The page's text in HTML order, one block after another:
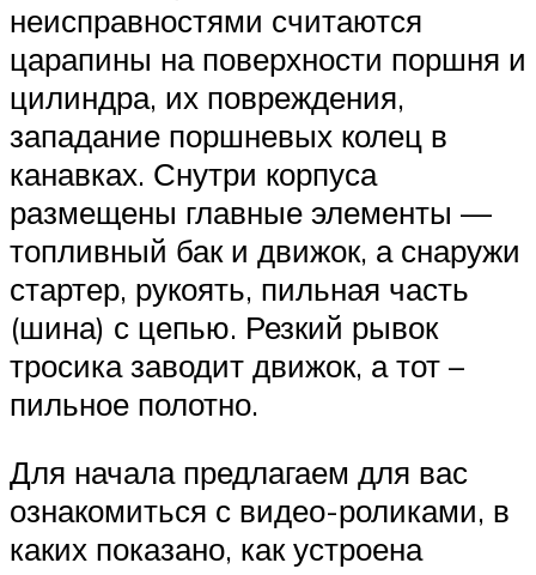
неисправностями считаются
царапины на поверхности поршня и
цилиндра, их повреждения,
западание поршневых колец в
канавках. Снутри корпуса
размещены главные элементы —
топливный бак и движок, а снаружи
стартер, рукоять, пильная часть
(шина) с цепью. Резкий рывок
тросика заводит движок, а тот –
пильное полотно.
Для начала предлагаем для вас
ознакомиться с видео-роликами, в
каких показано, как устроена